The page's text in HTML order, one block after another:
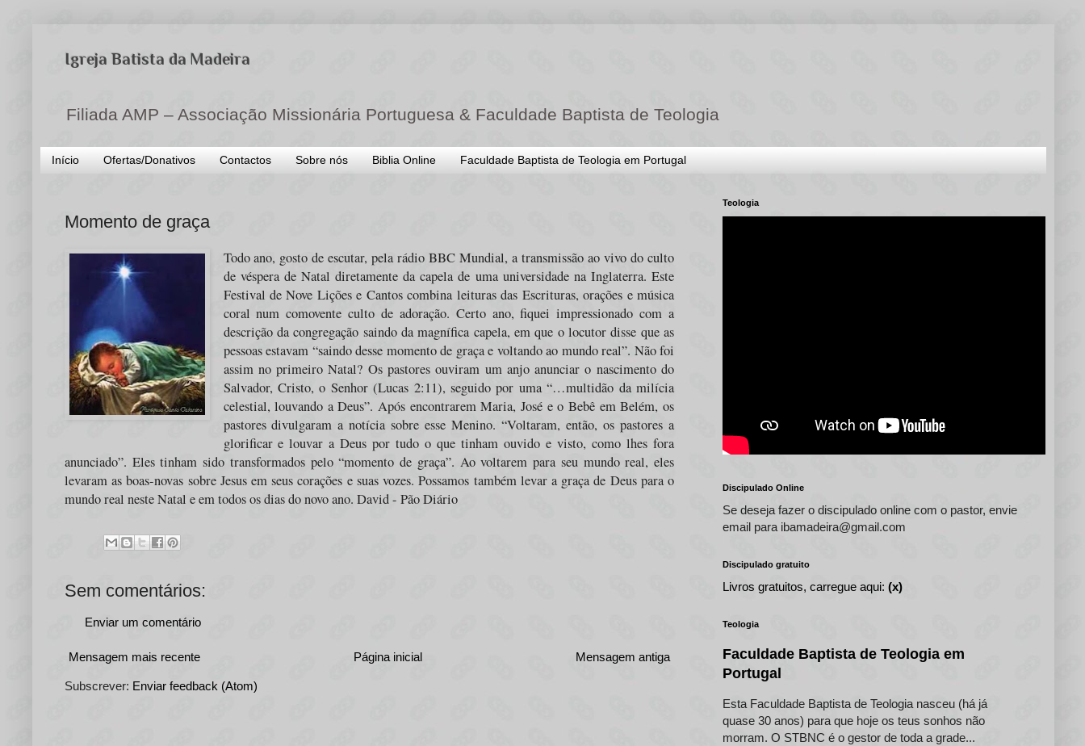
Igreja Batista da Madeira
Filiada AMP – Associação Missionária Portuguesa & Faculdade Baptista de Teologia
Início Ofertas/Donativos Contactos Sobre nós Biblia Online Faculdade Baptista de Teologia em Portugal
Momento de graça
Todo ano, gosto de escutar, pela rádio BBC Mundial, a transmissão ao vivo do culto
de véspera de Natal diretamente da capela de uma universidade na Inglaterra. Este
Festival de Nove Lições e Cantos combina leituras das Escrituras, orações e música
coral num comovente culto de adoração. Certo ano, fiquei impressionado com a
descrição da congregação saindo da magnífica capela, em que o locutor disse que as
pessoas estavam “saindo desse momento de graça e voltando ao mundo real”. Não foi
assim no primeiro Natal? Os pastores ouviram um anjo anunciar o nascimento do
Salvador, Cristo, o Senhor (Lucas 2:11), seguido por uma “…multidão da milícia
celestial, louvando a Deus”. Após encontrarem Maria, José e o Bebê em Belém, os
pastores divulgaram a notícia sobre esse Menino. “Voltaram, então, os pastores a
glorificar e louvar a Deus por tudo o que tinham ouvido e visto, como lhes fora
anunciado”. Eles tinham sido transformados pelo “momento de graça”. Ao voltarem para seu mundo real, eles
levaram as boas-novas sobre Jesus em seus corações e suas vozes. Possamos também levar a graça de Deus para o
mundo real neste Natal e em todos os dias do novo ano. David - Pão Diário
Sem comentários:
Enviar um comentário
Mensagem mais recente Mensagem antiga
Página inicial
Subscrever: Enviar feedback (Atom)
Teologia
Discipulado Online
Se deseja fazer o discipulado online com o pastor, envie
email para ibamadeira@gmail.com
Discipulado gratuito
Livros gratuitos, carregue aqui: (x)
Teologia
Faculdade Baptista de Teologia em
Portugal
Esta Faculdade Baptista de Teologia nasceu (há já
quase 30 anos) para que hoje os teus sonhos não
morram. O STBNC é o gestor de toda a grade...